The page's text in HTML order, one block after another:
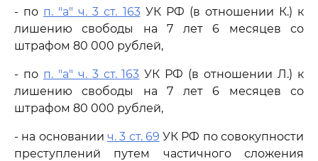
- по п. "а" ч. 3 ст. 163УК РФ (в отношении К.) к
лишению свободы на 7 лет 6 месяцев со
штрафом 80 000 рублей,
- по п. "а" ч. 3 ст. 163 УК РФ (в отношении Л.) к
лишению свободы на 7 лет 6 месяцев со
штрафом 80 000 рублей,
- на основании ч. 3 ст. 69 УК РФ по совокупности
преступлений путем частичного сложения